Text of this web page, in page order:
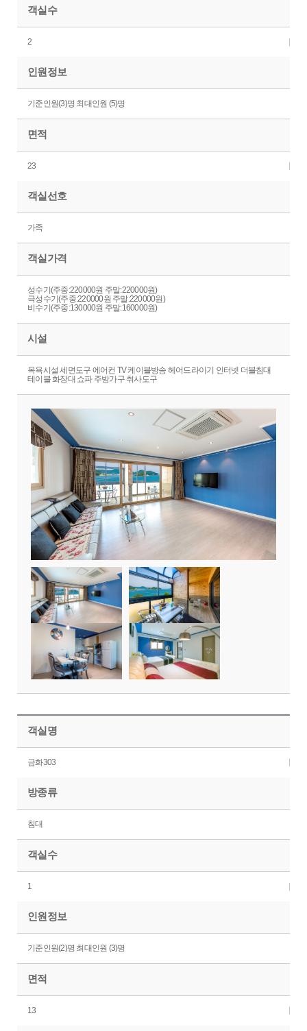
객실수
2
인원정보
기준인원(3)명 최대인원 (5)명
면적
23
객실선호
가족
객실가격
성수기(주중:220000원 주말:220000원)
극성수기(주중:220000원 주말:220000원)
비수기(주중:130000원 주말:160000원)
시설
목욕시설 세면도구 에어컨 TV 케이블방송 헤어드라이기 인터넷 더블침대
테이블 화장대 쇼파 주방가구 취사도구
객실명
금화303
방종류
침대
객실수
1
인원정보
기준인원(2)명 최대인원 (3)명
면적
13